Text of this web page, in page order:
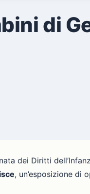
di
dei Diritti
, un’esposizione di